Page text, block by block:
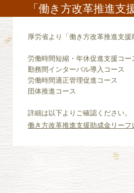
「働き方改革推進支
厚労省より「働き方改革推進支援
労働時間短縮・年休促進支援コー
勤務間インターバル導入コース
労働時間適正管理促進コース
団体推進コース
詳細は以下よりご確認ください。
働き方改革推進支援助成金リーフ